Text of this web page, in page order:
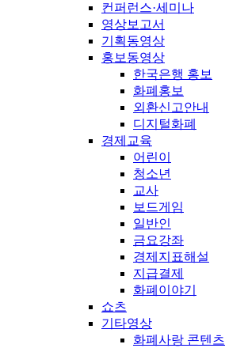
컨퍼런스·세미나
영상보고서
기획동영상
홍보동영상
한국은행 홍보
화폐홍보
외환신고안내
디지털화폐
경제교육
어린이
청소년
교사
보드게임
일반인
금요강좌
경제지표해설
지급결제
화폐이야기
쇼츠
기타영상
화폐사랑 콘텐츠